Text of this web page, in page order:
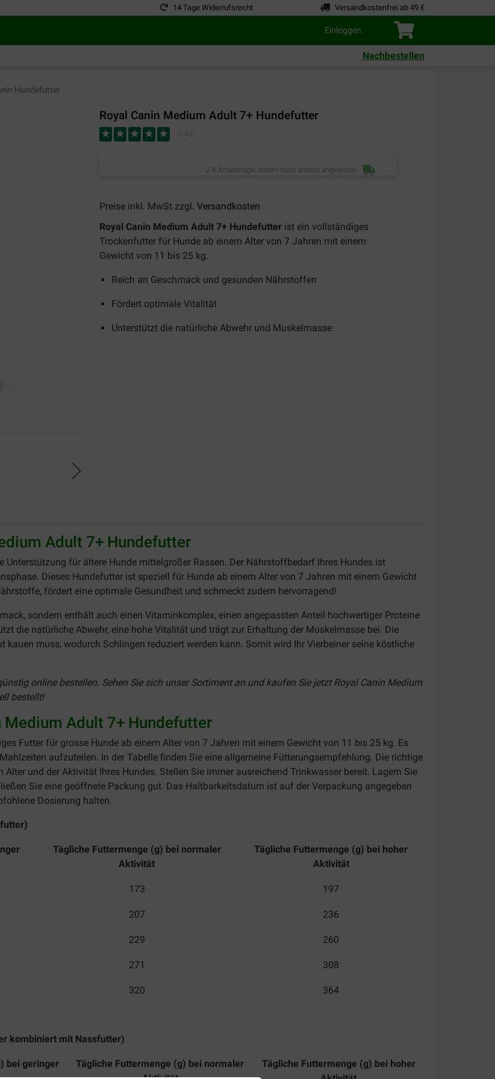
14 Tage Widerrufsrecht Versandkostenfrei ab 49 €
Einloggen
Nachbestellen
Hundefutter
Royal Canin Medium Adult 7+ Hundefutter
2-4 Arbeitstage, sofern nicht anders angegeben
Preise inkl. MwSt zzgl. Versandkosten
Royal Canin Medium Adult 7+ Hundefutter ist ein vollständiges
Trockenfutter für Hunde ab einem Alter von 7 Jahren mit einem
Gewicht von 11 bis 25 kg.
Reich an Geschmack und gesunden Nährstoffen
Fördert optimale Vitalität
Unterstützt die natürliche Abwehr und Muskelmasse
Adult 7+ Hundefutter
Unterstützung für ältere Hunde mittelgroßer Rassen. Der Nährstoffbedarf Ihres Hundes ist
Dieses Hundefutter ist speziell für Hunde ab einem Alter von 7 Jahren mit einem Gewicht
fördert eine optimale Gesundheit und schmeckt zudem hervorragend!
sondern enthält auch einen Vitaminkomplex, einen angepassten Anteil hochwertiger Proteine
die natürliche Abwehr, eine hohe Vitalität und trägt zur Erhaltung der Muskelmasse bei. Die
muss, wodurch Schlingen reduziert werden kann. Somit wird Ihr Vierbeiner seine köstliche
online bestellen. Sehen Sie sich unser Sortiment an und kaufen Sie jetzt Royal Canin Medium
bestellt!
Adult 7+ Hundefutter
Futter für grosse Hunde ab einem Alter von 7 Jahren mit einem Gewicht von 11 bis 25 kg. Es
aufzuteilen. In der Tabelle finden Sie eine allgemeine Fütterungsempfehlung. Die richtige
und der Aktivität Ihres Hundes. Stellen Sie immer ausreichend Trinkwasser bereit. Lagern Sie
Sie eine geöffnete Packung gut. Das Haltbarkeitsdatum ist auf der Verpackung angegeben
Dosierung halten.
Tägliche Futtermenge (g) bei normaler
Aktivität
Tägliche Futtermenge (g) bei hoher
Aktivität
173 197
207 236
229 260
271 308
320 364
kombiniert mit Nassfutter)
bei geringer
Tägliche Futtermenge (g) bei normaler
Tägliche Futtermenge (g) bei hoher